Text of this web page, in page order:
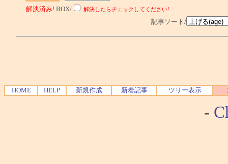
解決済み! BOX/ 解決したらチェックしてください!
記事ソート/
HOME HELP 新規作成 新着記事 ツリー表示
-